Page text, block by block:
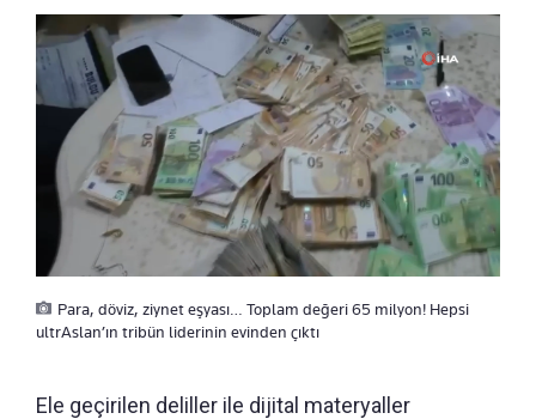
Para, döviz, ziynet eşyası… Toplam değeri 65 milyon! Hepsi
ultrAslan’ın tribün liderinin evinden çıktı
Ele geçirilen deliller ile dijital materyaller